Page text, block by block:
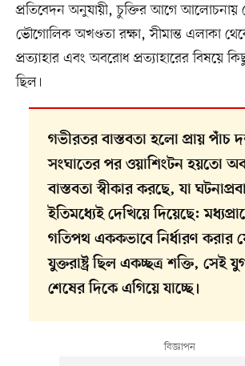
প্রতিবেদন অনুযায়ী, চুক্তির আগে আলোচনায়
ভৌগোলিক অখণ্ডতা রক্ষা, সীমান্ত এলাকা
প্রত্যাহার এবং অবরোধ প্রত্যাহারের বিষয়ে
ছিল।
গভীরতর বাস্তবতা হলো প্রায় পাঁচ
সংঘাতের পর ওয়াশিংটন হয়তো
বাস্তবতা স্বীকার করছে, যা
ইতিমধ্যেই দেখিয়ে দিয়েছে:
গতিপথ এককভাবে নির্ধারণ করার
যুক্তরাষ্ট্র ছিল একচ্ছত্র শক্তি, সেই
শেষের দিকে এগিয়ে যাচ্ছে।